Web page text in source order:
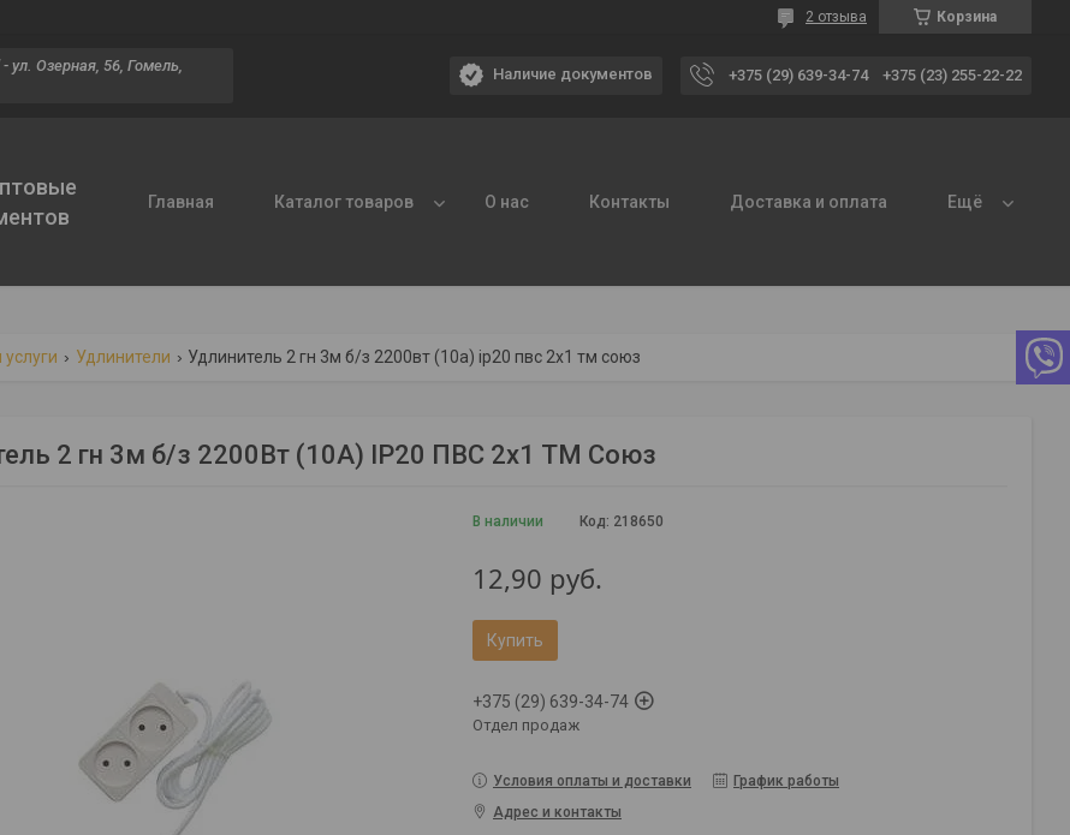
Корзина
2 отзыва
ул. Озерная, 56, Гомель,
Наличие документов +375 (29) 639-34-74 +375 (23) 255-22-22
Главная Каталог товаров О нас Контакты Доставка и оплата Ещё
Удлинители Удлинитель 2 гн 3м б/з 2200вт (10а) ip20 пвс 2х1 тм союз
2 гн 3м б/з 2200Вт (10А) IP20 ПВС 2х1 ТМ Союз
В наличии Код: 218650
12,90 руб.
Купить
+375 (29) 639-34-74
Отдел продаж
Условия оплаты и доставки
График работы
Адрес и контакты